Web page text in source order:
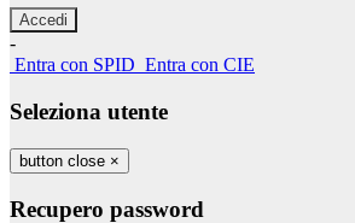
-
Entra con SPID Entra con CIE
Seleziona utente
button close ×
Recupero password